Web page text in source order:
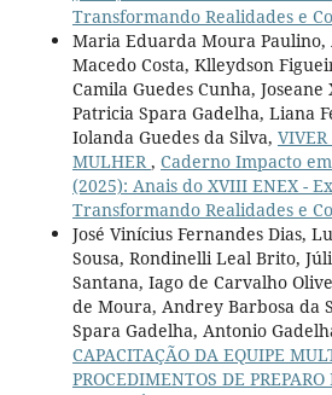
Transformando Realidades e
Maria Eduarda Moura Paulino,
Macedo Costa, Klleydson
Camila Guedes Cunha,
Patricia Spara Gadelha, Liana
Iolanda Guedes da Silva,
MULHER, Caderno Impacto
(2025): Anais do XVIII ENEX -
Transformando Realidades e
José Vinícius Fernandes Dias,
Sousa, Rondinelli Leal Brito,
Santana, Iago de Carvalho
de Moura, Andrey Barbosa da
Spara Gadelha, Antonio
CAPACITAÇÃO DA EQUIPE
PROCEDIMENTOS DE